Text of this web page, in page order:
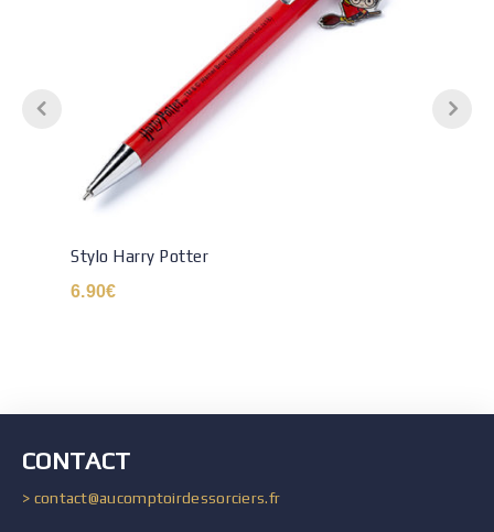
Stylo Harry Potter
6.90€
CONTACT
> contact@aucomptoirdessorciers.fr